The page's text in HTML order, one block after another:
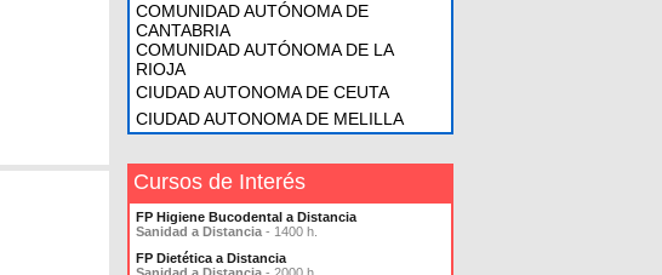
COMUNIDAD AUTÓNOMA DE
CANTABRIA
COMUNIDAD AUTÓNOMA DE LA
RIOJA
CIUDAD AUTONOMA DE CEUTA
CIUDAD AUTONOMA DE MELILLA
Cursos de Interés
FP Higiene Bucodental a Distancia
Sanidad a Distancia - 1400 h.
FP Dietética a Distancia